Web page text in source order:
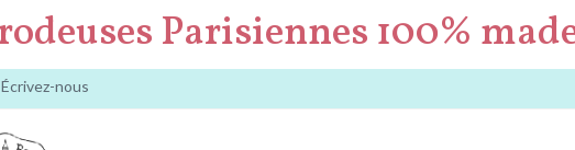
Parisiennes 100%
Écrivez-nous